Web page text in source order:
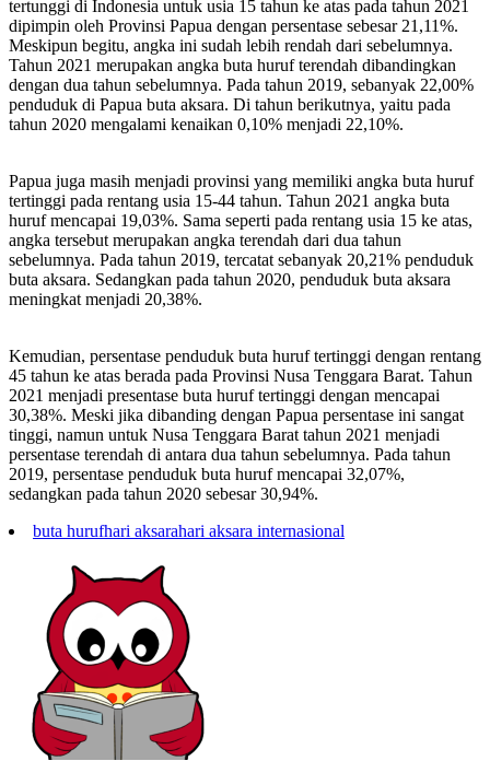
tertunggi di Indonesia untuk usia 15 tahun ke atas pada tahun 2021
dipimpin oleh Provinsi Papua dengan persentase sebesar 21,11%.
Meskipun begitu, angka ini sudah lebih rendah dari sebelumnya.
Tahun 2021 merupakan angka buta huruf terendah dibandingkan
dengan dua tahun sebelumnya. Pada tahun 2019, sebanyak 22,00%
penduduk di Papua buta aksara. Di tahun berikutnya, yaitu pada
tahun 2020 mengalami kenaikan 0,10% menjadi 22,10%.
Papua juga masih menjadi provinsi yang memiliki angka buta huruf
tertinggi pada rentang usia 15-44 tahun. Tahun 2021 angka buta
huruf mencapai 19,03%. Sama seperti pada rentang usia 15 ke atas,
angka tersebut merupakan angka terendah dari dua tahun
sebelumnya. Pada tahun 2019, tercatat sebanyak 20,21% penduduk
buta aksara. Sedangkan pada tahun 2020, penduduk buta aksara
meningkat menjadi 20,38%.
Kemudian, persentase penduduk buta huruf tertinggi dengan rentang
45 tahun ke atas berada pada Provinsi Nusa Tenggara Barat. Tahun
2021 menjadi presentase buta huruf tertinggi dengan mencapai
30,38%. Meski jika dibanding dengan Papua persentase ini sangat
tinggi, namun untuk Nusa Tenggara Barat tahun 2021 menjadi
persentase terendah di antara dua tahun sebelumnya. Pada tahun
2019, persentase penduduk buta huruf mencapai 32,07%,
sedangkan pada tahun 2020 sebesar 30,94%.
buta hurufhari aksarahari aksara internasional